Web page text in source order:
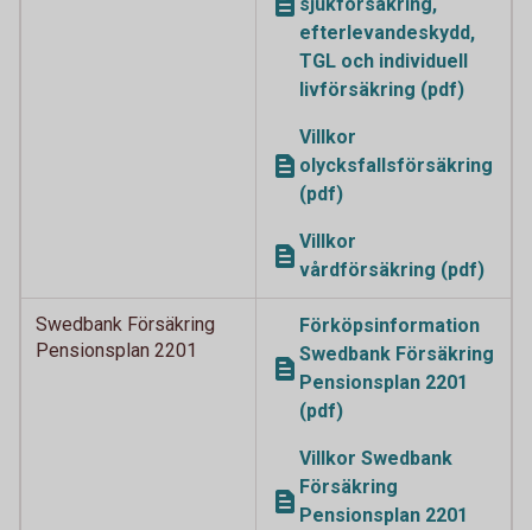
efterlevandeskydd,
TGL och individuell
livförsäkring (pdf)
Villkor
olycksfallsförsäkring
(pdf)
Villkor
vårdförsäkring (pdf)
Swedbank Försäkring
Pensionsplan 2201
Förköpsinformation
Swedbank Försäkring
Pensionsplan 2201
(pdf)
Villkor Swedbank
Försäkring
Pensionsplan 2201